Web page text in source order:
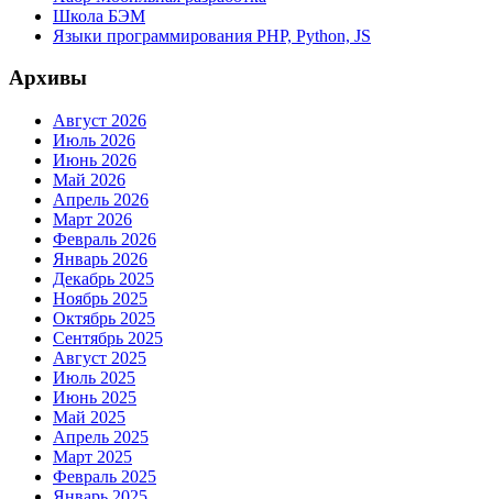
Школа БЭМ
Языки программирования PHP, Python, JS
Архивы
Август 2026
Июль 2026
Июнь 2026
Май 2026
Апрель 2026
Март 2026
Февраль 2026
Январь 2026
Декабрь 2025
Ноябрь 2025
Октябрь 2025
Сентябрь 2025
Август 2025
Июль 2025
Июнь 2025
Май 2025
Апрель 2025
Март 2025
Февраль 2025